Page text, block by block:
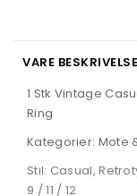
VARE BESKRIVELSE
1 Stk Vintage
Ring
Kategorier: Mote
Stil: Casual,
9 / 11 / 12